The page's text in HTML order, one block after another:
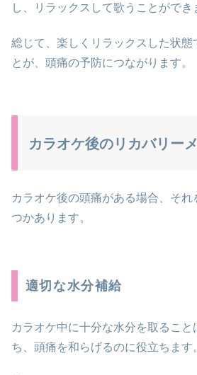
し、リラックスして歌うことができ
総じて、楽しくリラックスした状態
とが、頭痛の予防につながります。
カラオケ後のリカバリー
カラオケ後の頭痛がある場合、それ
つかあります。
適切な水分補給
カラオケ中に十分な水分を取るこ
ち、頭痛を和らげるのに役立ちます